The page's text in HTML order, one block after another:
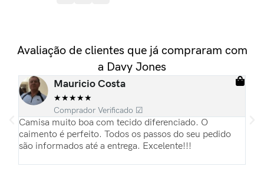
Avaliação de clientes que já compraram com
a Davy Jones
Mauricio Costa
★★★★★
Comprador Verificado ☑
Camisa muito boa com tecido diferenciado. O
caimento é perfeito. Todos os passos do seu pedido
são informados até a entrega. Excelente!!!